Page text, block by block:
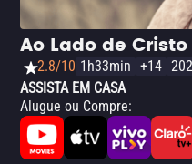
filme traz uma mensagem
alinhado com as
forçado para aqueles que
pela produção.
Ao Lado de Cristo
2.8/10 1h33min +14
ASSISTA EM CASA
Alugue ou Compre: